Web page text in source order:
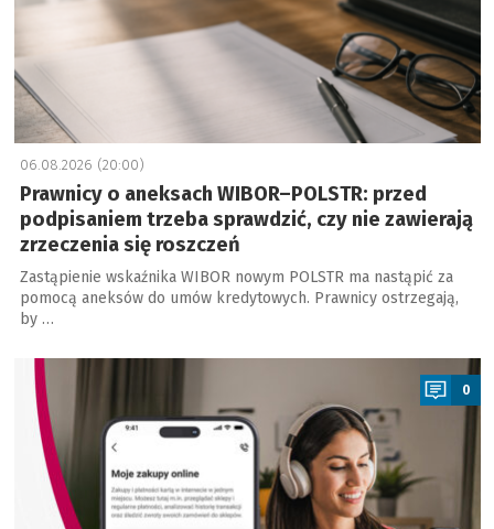
06.08.2026 (20:00)
Prawnicy o aneksach WIBOR–POLSTR: przed
podpisaniem trzeba sprawdzić, czy nie zawierają
zrzeczenia się roszczeń
Zastąpienie wskaźnika WIBOR nowym POLSTR ma nastąpić za
pomocą aneksów do umów kredytowych. Prawnicy ostrzegają,
by …
0